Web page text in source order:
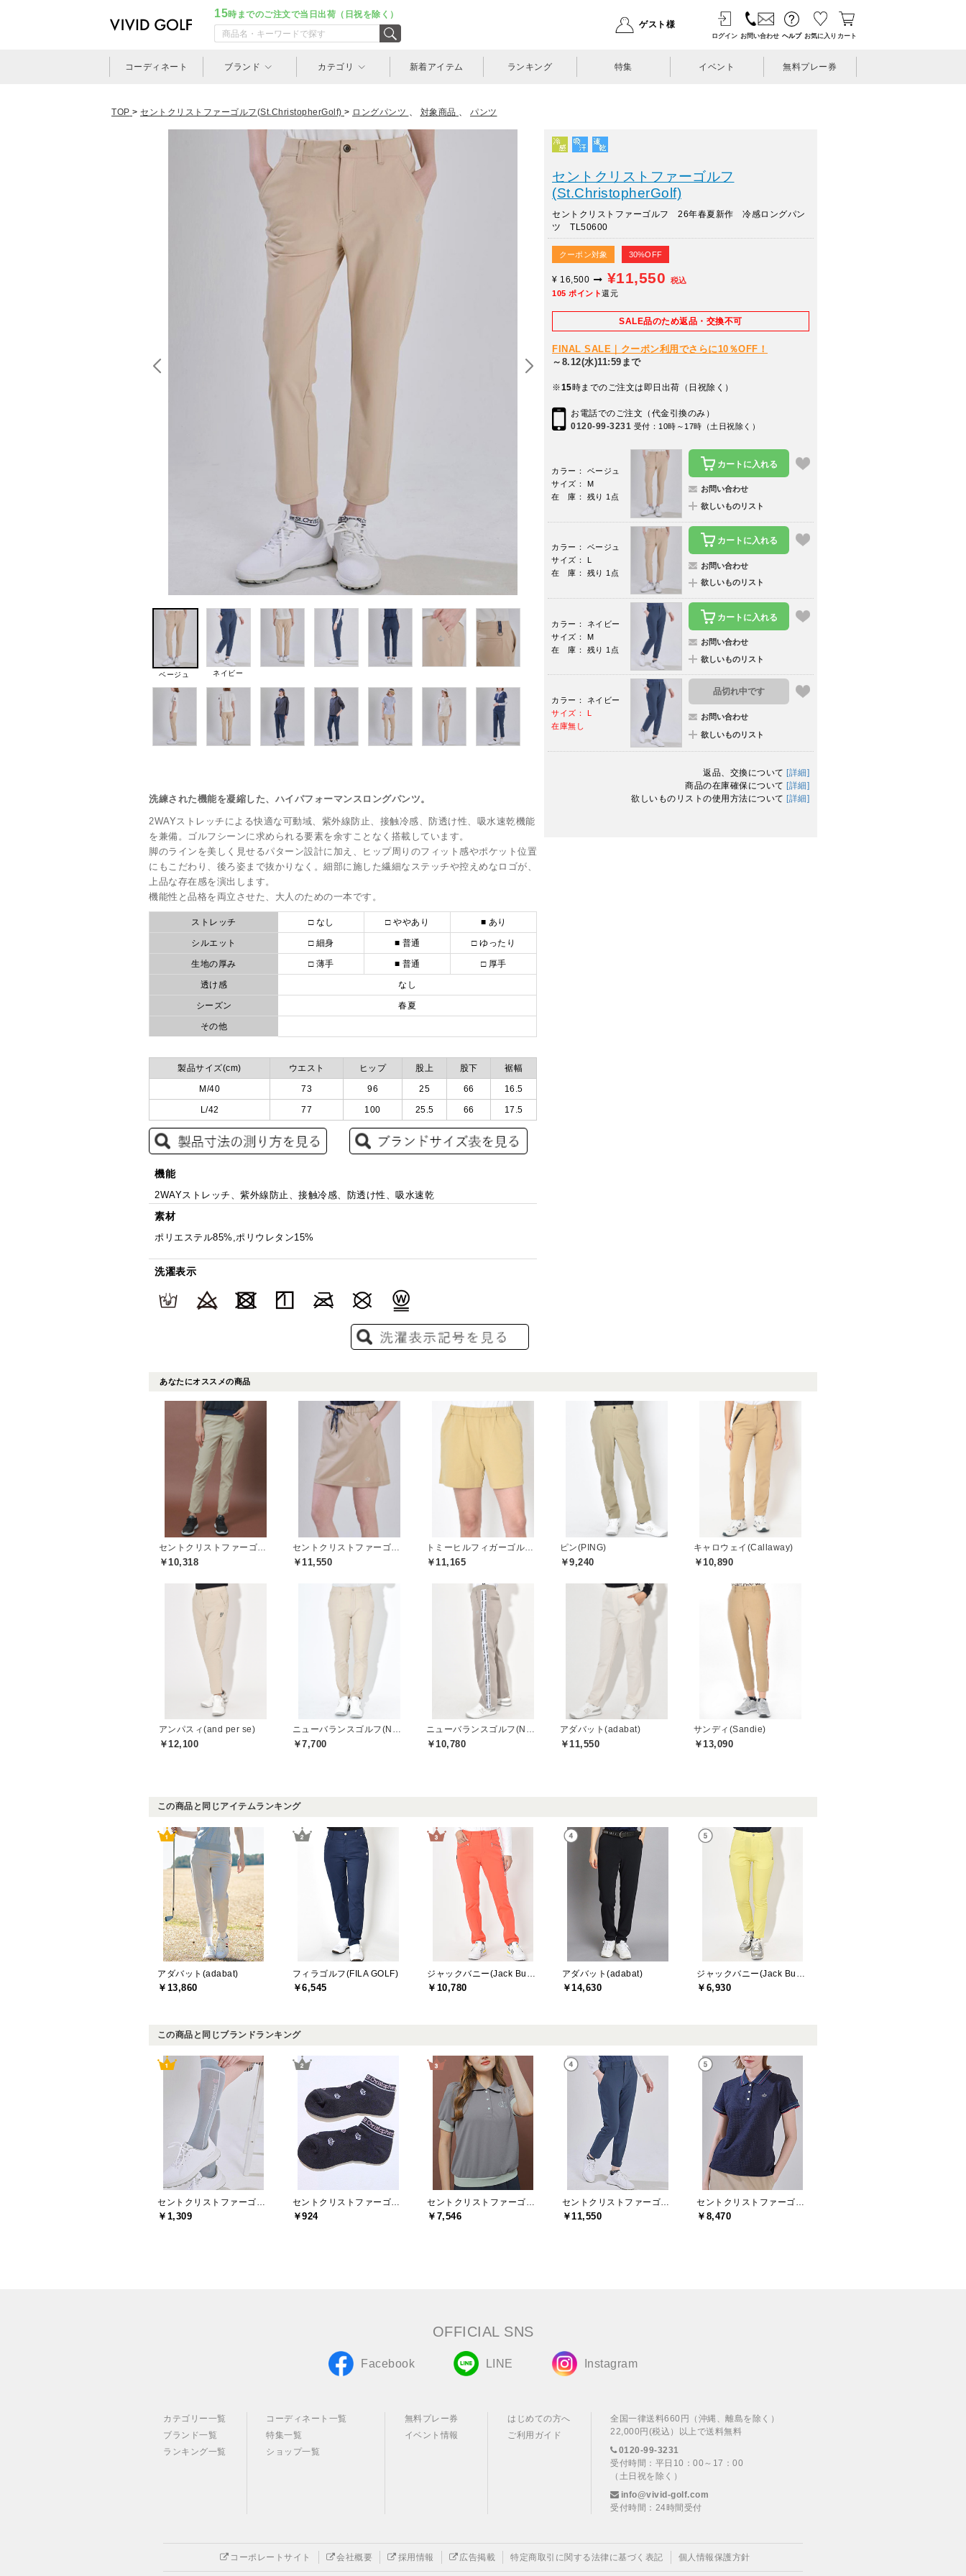
15時までのご注文で当日出荷（日祝を除く）
ゲスト様
ログイン お問い合わせ ヘルプ お気に入り カート
コーディネート ブランド カテゴリ 新着アイテム ランキング 特集 イベント 無料プレー券
TOP > セントクリストファーゴルフ(St.ChristopherGolf) > ロングパンツ 、 対象商品 、 パンツ
ベージュ ネイビー
洗練された機能を凝縮した、ハイパフォーマンスロングパンツ。
2WAYストレッチによる快適な可動域、紫外線防止、接触冷感、防透け性、吸水速乾機能
を兼備。ゴルフシーンに求められる要素を余すことなく搭載しています。
脚のラインを美しく見せるパターン設計に加え、ヒップ周りのフィット感やポケット位置
にもこだわり、後ろ姿まで抜かりなく。細部に施した繊細なステッチや控えめなロゴが、
上品な存在感を演出します。
機能性と品格を両立させた、大人のための一本です。
ストレッチ □ なし □ ややあり ■ あり
シルエット □ 細身 ■ 普通 □ ゆったり
生地の厚み □ 薄手 ■ 普通 □ 厚手
透け感 なし
シーズン 春夏
その他
製品サイズ(cm) ウエスト ヒップ 股上 股下 裾幅
M/40 73 96 25 66 16.5
L/42 77 100 25.5 66 17.5
機能
2WAYストレッチ、紫外線防止、接触冷感、防透け性、吸水速乾
素材
ポリエステル85%,ポリウレタン15%
洗濯表示
セントクリストファーゴルフ
(St.ChristopherGolf)
セントクリストファーゴルフ 26年春夏新作 冷感ロングパン
ツ TL50600
クーポン対象 30%OFF
¥ 16,500 ¥11,550
税込
105 ポイント還元
SALE品のため返品・交換不可
FINAL SALE｜クーポン利用でさらに10％OFF！
～8.12(水)11:59まで
※15時までのご注文は即日出荷（日祝除く）
お電話でのご注文（代金引換のみ）
0120-99-3231 受付：10時～17時（土日祝除く）
カラー： ベージュ
サイズ： M
在 庫： 残り 1点
カートに入れる
お問い合わせ
欲しいものリスト
カラー： ベージュ
サイズ： L
在 庫： 残り 1点
カートに入れる
お問い合わせ
欲しいものリスト
カラー： ネイビー
サイズ： M
在 庫： 残り 1点
カートに入れる
お問い合わせ
欲しいものリスト
カラー： ネイビー
サイズ： L
在庫無し
品切れ中です
お問い合わせ
欲しいものリスト
返品、交換について [詳細]
商品の在庫確保について [詳細]
欲しいものリストの使用方法について [詳細]
あなたにオススメの商品
￥10,318 ￥11,550 ￥11,165
ピン(PING)
￥9,240
キャロウェイ(Callaway)
￥10,890
アンパスィ(and per se)
￥12,100 ￥7,700 ￥10,780
アダバット(adabat)
￥11,550
サンディ(Sandie)
￥13,090
この商品と同じアイテムランキング
アダバット(adabat)
￥13,860
フィラゴルフ(FILA GOLF)
￥6,545 ￥10,780
アダバット(adabat)
￥14,630 ￥6,930
この商品と同じブランドランキング
￥1,309 ￥924 ￥7,546 ￥11,550 ￥8,470
OFFICIAL SNS
Facebook LINE Instagram
カテゴリー一覧
ブランド一覧
ランキング一覧
コーディネート一覧
特集一覧
ショップ一覧
無料プレー券
イベント情報
はじめての方へ
ご利用ガイド
全国一律送料660円（沖縄、離島を除く）
22,000円(税込）以上で送料無料
0120-99-3231
受付時間：平日10：00～17：00
（土日祝を除く）
info@vivid-golf.com
受付時間：24時間受付
コーポレートサイト 会社概要 採用情報 広告掲載 特定商取引に関する法律に基づく表記 個人情報保護方針